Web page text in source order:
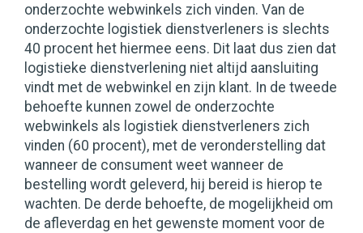
onderzochte webwinkels zich vinden. Van de
onderzochte logistiek dienstverleners is slechts
40 procent het hiermee eens. Dit laat dus zien dat
logistieke dienstverlening niet altijd aansluiting
vindt met de webwinkel en zijn klant. In de tweede
behoefte kunnen zowel de onderzochte
webwinkels als logistiek dienstverleners zich
vinden (60 procent), met de veronderstelling dat
wanneer de consument weet wanneer de
bestelling wordt geleverd, hij bereid is hierop te
wachten. De derde behoefte, de mogelijkheid om
de afleverdag en het gewenste moment voor de